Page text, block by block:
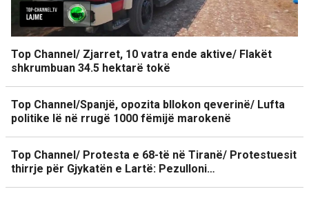
Top Channel/ Zjarret, 10 vatra ende aktive/ Flakët
shkrumbuan 34.5 hektarë tokë
Top Channel/Spanjë, opozita bllokon qeverinë/ Lufta
politike lë në rrugë 1000 fëmijë marokenë
Top Channel/ Protesta e 68-të në Tiranë/ Protestuesit
thirrje për Gjykatën e Lartë: Pezulloni…